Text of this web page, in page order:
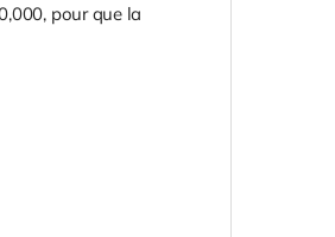
pour que la